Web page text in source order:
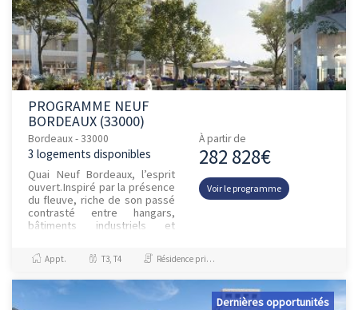
PROGRAMME NEUF
BORDEAUX (33000)
Bordeaux - 33000
3 logements disponibles
Quai Neuf Bordeaux, l’esprit
ouvert.Inspiré par la présence
du fleuve, riche de son passé
contrasté entre hangars,
bâtiments industriels et
quartier renaît....
À partir de
282 828€
Voir le programme
Appt. T3, T4 Résidence principale / PTZ, Investissement et Défiscalisation
Dernières opportunités